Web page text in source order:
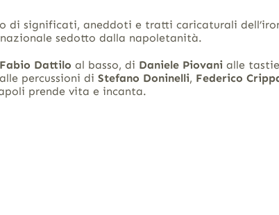
di significati, aneddoti e tratti caricaturali
sedotto dalla napoletanità.
Fabio Dattilo al basso, di Daniele Piovanialle
percussioni di Stefano Doninelli, Federico
prende vita e incanta.